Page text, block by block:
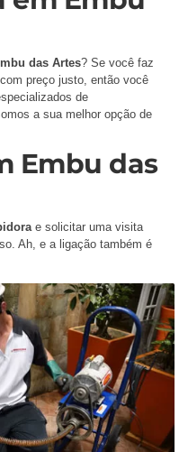
das Artes? Se você faz
preço justo, então você
de
a sua melhor opção de
Embu das
e solicitar uma visita
Ah, e a ligação também é